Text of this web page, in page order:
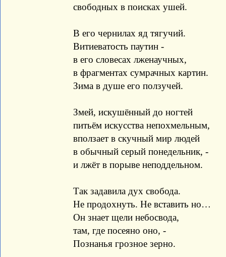
свободных в поисках ушей.
В его чернилах яд тягучий.
Витиеватость паутин -
в его словесах лженаучных,
в фрагментах сумрачных картин.
Зима в душе его ползучей.
Змей, искушённый до ногтей
питьём искусства непохмельным,
вползает в скучный мир людей
в обычный серый понедельник, -
и лжёт в порыве неподдельном.
Так задавила дух свобода.
Не продохнуть. Не вставить но…
Он знает щели небосвода,
там, где посеяно оно, -
Познанья грозное зерно.